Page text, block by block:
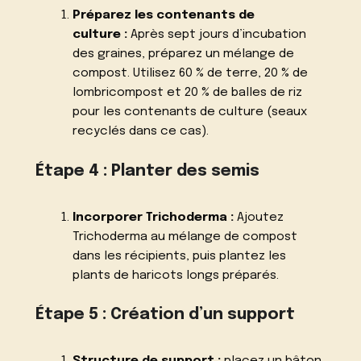
Préparez les contenants de
culture :Après sept jours d’incubation
des graines, préparez un mélange de
compost. Utilisez 60 % de terre, 20 % de
lombricompost et 20 % de balles de riz
pour les contenants de culture (seaux
recyclés dans ce cas).
Étape 4 : Planter des semis
Incorporer Trichoderma :Ajoutez
Trichoderma au mélange de compost
dans les récipients, puis plantez les
plants de haricots longs préparés.
Étape 5 : Création d’un support